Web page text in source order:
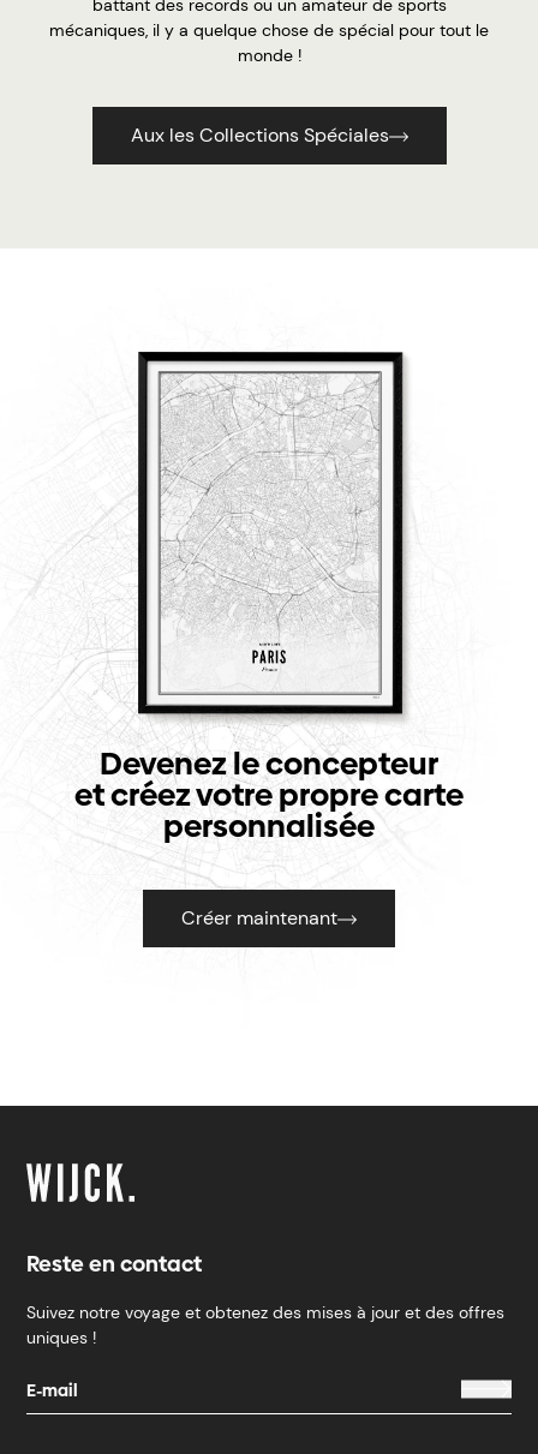
battant des records ou un amateur de sports
mécaniques, il y a quelque chose de spécial pour tout le
monde !
Aux les Collections Spéciales
Devenez le concepteur
et créez votre propre carte
personnalisée
Créer maintenant
Reste en contact
Suivez notre voyage et obtenez des mises à jour et des offres
uniques !